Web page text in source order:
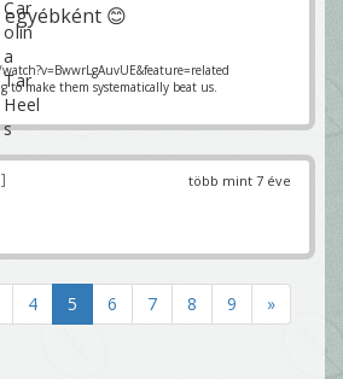
😊
to make them systematically beat us.
több mint 7 éve
4 5 6 7 8 9 »